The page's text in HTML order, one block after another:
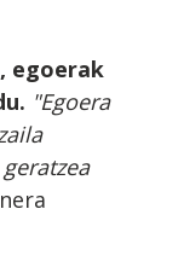
egoerak
"Egoera